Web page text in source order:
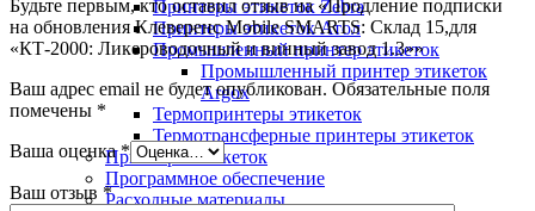
Принтеры этикеток Zebra
Принтеры этикеток Атол
Промышленный принтер этикеток
Промышленный принтер этикеток
Argox
Термопринтеры этикеток
Термотрансферные принтеры этикеток
Принтеры этикеток
Программное обеспечение
Расходные материалы
Будьте первым, кто оставил отзыв на «Продление подписки
на обновления Клеверенс Mobile SMARTS: Склад 15,для
«КТ-2000: Ликероводочный и винный завод 1.3»»
Ваш адрес email не будет опубликован. Обязательные поля
помечены *
Ваша оценка*
Ваш отзыв *